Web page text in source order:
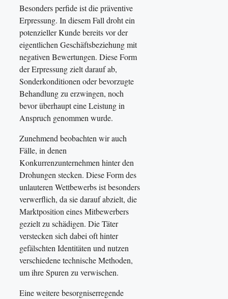
Besonders perfide ist die präventive
Erpressung. In diesem Fall droht ein
potenzieller Kunde bereits vor der
eigentlichen Geschäftsbeziehung mit
negativen Bewertungen. Diese Form
der Erpressung zielt darauf ab,
Sonderkonditionen oder bevorzugte
Behandlung zu erzwingen, noch
bevor überhaupt eine Leistung in
Anspruch genommen wurde.
Zunehmend beobachten wir auch
Fälle, in denen
Konkurrenzunternehmen hinter den
Drohungen stecken. Diese Form des
unlauteren Wettbewerbs ist besonders
verwerflich, da sie darauf abzielt, die
Marktposition eines Mitbewerbers
gezielt zu schädigen. Die Täter
verstecken sich dabei oft hinter
gefälschten Identitäten und nutzen
verschiedene technische Methoden,
um ihre Spuren zu verwischen.
Eine weitere besorgniserregende